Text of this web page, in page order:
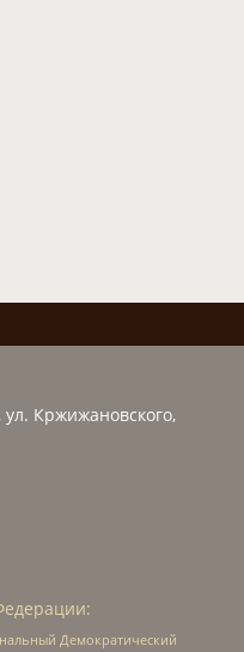
ул. Кржижановского,
Демократический